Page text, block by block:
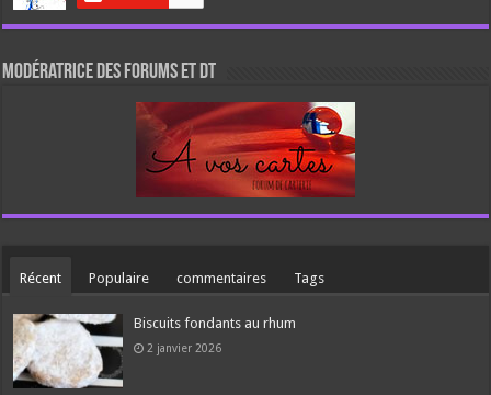
Modératrice des forums et DT
Récent Populaire commentaires Tags
Biscuits fondants au rhum
2 janvier 2026